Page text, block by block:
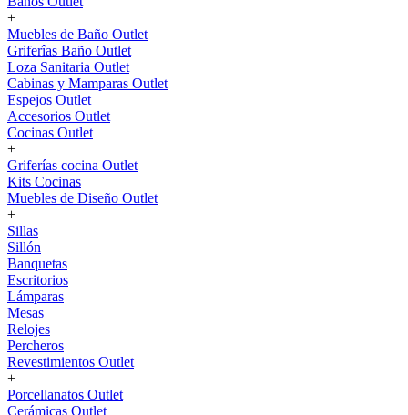
+
Muebles de Baño Outlet
Griferîas Baño Outlet
Loza Sanitaria Outlet
Cabinas y Mamparas Outlet
Espejos Outlet
Accesorios Outlet
Cocinas Outlet
+
Griferías cocina Outlet
Kits Cocinas
Muebles de Diseño Outlet
+
Sillas
Sillón
Banquetas
Escritorios
Lámparas
Mesas
Relojes
Percheros
Revestimientos Outlet
+
Porcellanatos Outlet
Cerámicas Outlet